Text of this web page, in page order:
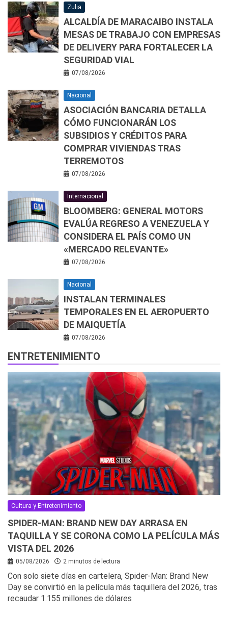
Zulia
ALCALDÍA DE MARACAIBO INSTALA
MESAS DE TRABAJO CON EMPRESAS
DE DELIVERY PARA FORTALECER LA
SEGURIDAD VIAL
07/08/2026
Nacional
ASOCIACIÓN BANCARIA DETALLA
CÓMO FUNCIONARÁN LOS
SUBSIDIOS Y CRÉDITOS PARA
COMPRAR VIVIENDAS TRAS
TERREMOTOS
07/08/2026
Internacional
BLOOMBERG: GENERAL MOTORS
EVALÚA REGRESO A VENEZUELA Y
CONSIDERA EL PAÍS COMO UN
«MERCADO RELEVANTE»
07/08/2026
Nacional
INSTALAN TERMINALES
TEMPORALES EN EL AEROPUERTO
DE MAIQUETÍA
07/08/2026
ENTRETENIMIENTO
Cultura y Entretenimiento
SPIDER-MAN: BRAND NEW DAY ARRASA EN
TAQUILLA Y SE CORONA COMO LA PELÍCULA MÁS
VISTA DEL 2026
05/08/2026 2 minutos de lectura
Con solo siete días en cartelera, Spider-Man: Brand New
Day se convirtió en la película más taquillera del 2026, tras
recaudar 1.155 millones de dólares